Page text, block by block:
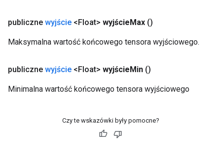
publiczne wyjście <Float> wyjścieMax ()
Maksymalna wartość końcowego tensora wyjściowego.
publiczne wyjście <Float> wyjścieMin ()
Minimalna wartość końcowego tensora wyjściowego
Czy te wskazówki były pomocne?